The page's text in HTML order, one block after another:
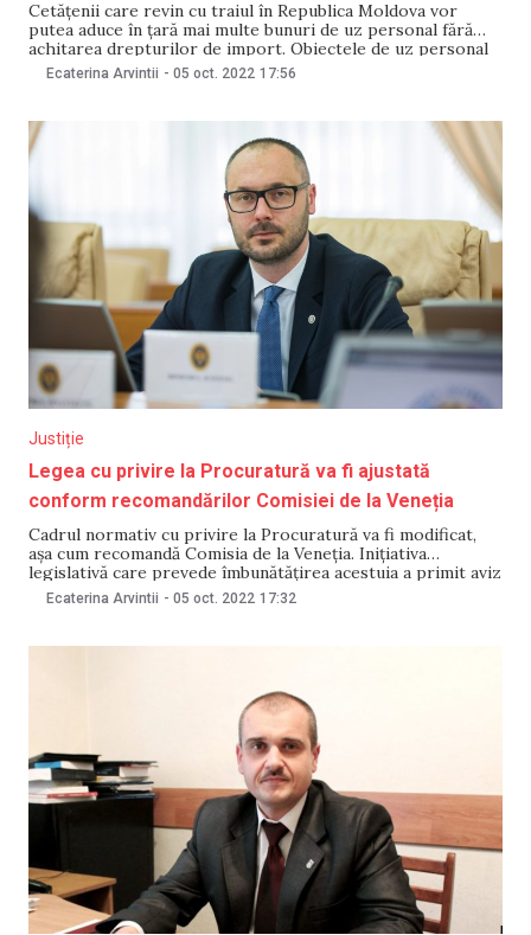
Cetățenii care revin cu traiul în Republica Moldova vor
putea aduce în țară mai multe bunuri de uz personal fără
achitarea drepturilor de import. Obiectele de uz personal
nu trebuie să indice, prin natură sau cantitate, faptul că sunt
Ecaterina Arvintii - 05 oct. 2022 17:56
Justiție
Legea cu privire la Procuratură va fi ajustată
conform recomandărilor Comisiei de la Veneția
Cadrul normativ cu privire la Procuratură va fi modificat,
așa cum recomandă Comisia de la Veneția. Inițiativa
legislativă care prevede îmbunătățirea acestuia a primit aviz
pozitiv din partea Guvernului. Principalele modificări se
referă la interimatul funcției de procuror general, modul de
procurorului general,
Ecaterina Arvintii - 05 oct. 2022 17:32